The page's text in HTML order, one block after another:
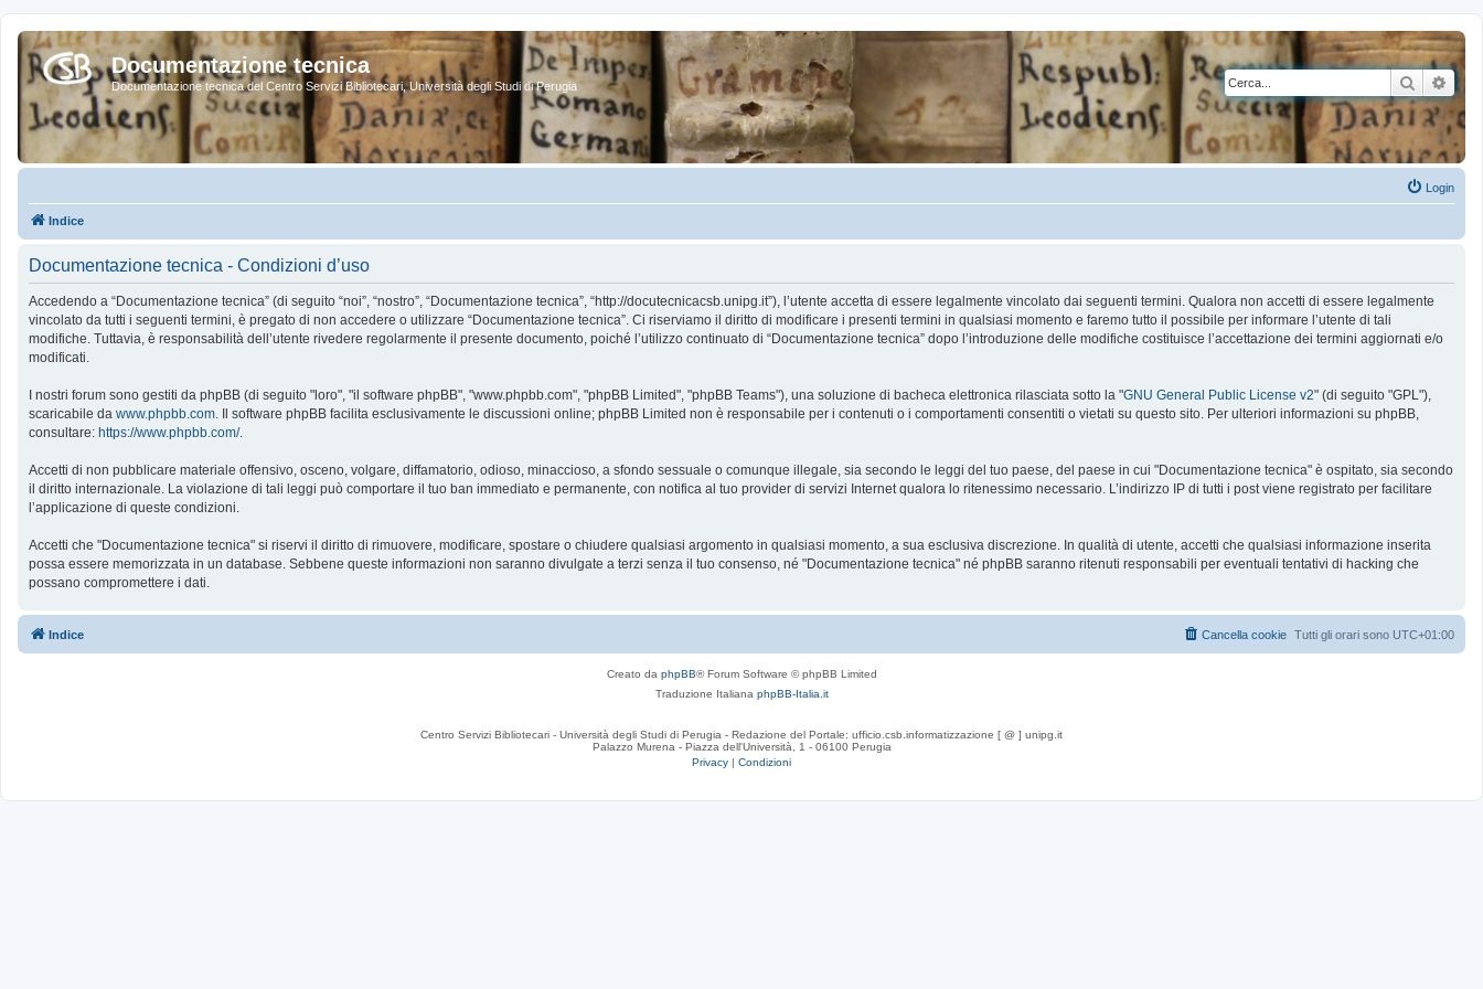
Documentazione tecnica
Documentazione tecnica del Centro Servizi Bibliotecari, Università degli Studi di Perugia Cerca
Login
Indice
Documentazione tecnica - Condizioni d’uso
Accedendo a “Documentazione tecnica” (di seguito “noi”, “nostro”, “Documentazione tecnica”, “http://docutecnicacsb.unipg.it”), l’utente accetta di essere legalmente vincolato dai seguenti termini. Qualora non accetti di essere legalmente
vincolato da tutti i seguenti termini, è pregato di non accedere o utilizzare “Documentazione tecnica”. Ci riserviamo il diritto di modificare i presenti termini in qualsiasi momento e faremo tutto il possibile per informare l’utente di tali
modifiche. Tuttavia, è responsabilità dell’utente rivedere regolarmente il presente documento, poiché l’utilizzo continuato di “Documentazione tecnica” dopo l’introduzione delle modifiche costituisce l’accettazione dei termini aggiornati e/o
modificati.
I nostri forum sono gestiti da phpBB (di seguito "loro", "il software phpBB", "www.phpbb.com", "phpBB Limited", "phpBB Teams"), una soluzione di bacheca elettronica rilasciata sotto la "GNU General Public License v2" (di seguito "GPL"),
scaricabile da www.phpbb.com. Il software phpBB facilita esclusivamente le discussioni online; phpBB Limited non è responsabile per i contenuti o i comportamenti consentiti o vietati su questo sito. Per ulteriori informazioni su phpBB,
consultare: https://www.phpbb.com/.
Accetti di non pubblicare materiale offensivo, osceno, volgare, diffamatorio, odioso, minaccioso, a sfondo sessuale o comunque illegale, sia secondo le leggi del tuo paese, del paese in cui "Documentazione tecnica" è ospitato, sia secondo
il diritto internazionale. La violazione di tali leggi può comportare il tuo ban immediato e permanente, con notifica al tuo provider di servizi Internet qualora lo ritenessimo necessario. L’indirizzo IP di tutti i post viene registrato per facilitare
l’applicazione di queste condizioni.
Accetti che "Documentazione tecnica" si riservi il diritto di rimuovere, modificare, spostare o chiudere qualsiasi argomento in qualsiasi momento, a sua esclusiva discrezione. In qualità di utente, accetti che qualsiasi informazione inserita
possa essere memorizzata in un database. Sebbene queste informazioni non saranno divulgate a terzi senza il tuo consenso, né "Documentazione tecnica" né phpBB saranno ritenuti responsabili per eventuali tentativi di hacking che
possano compromettere i dati.
Indice Tutti gli orari sono UTC+01:00
Cancella cookie
Creato da phpBB® Forum Software © phpBB Limited
Traduzione Italiana phpBB-Italia.it
Centro Servizi Bibliotecari - Università degli Studi di Perugia - Redazione del Portale: ufficio.csb.informatizzazione [ @ ] unipg.it
Palazzo Murena - Piazza dell'Università, 1 - 06100 Perugia
Privacy | Condizioni